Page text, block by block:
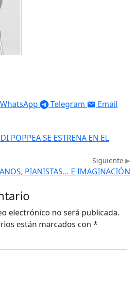
WhatsApp Telegram Email
POPPEA SE ESTRENA EN EL
Siguiente
PIANISTAS… E IMAGINACIÓN
electrónico no será publicada.
están marcados con *